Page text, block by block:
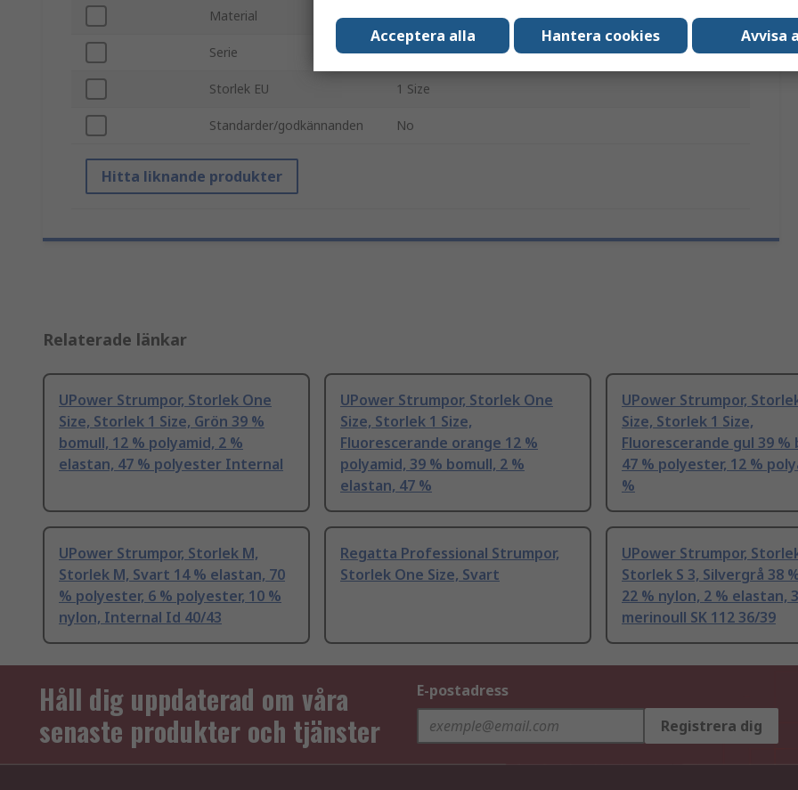
Material 47 % polyester, 2 % elastan, 39 % bomull, 12 % polyamid
Serie Internal Id
Storlek EU 1 Size
Standarder/godkännanden No
Hitta liknande produkter
Relaterade länkar
UPower Strumpor, Storlek One
Size, Storlek 1 Size, Grön 39 %
bomull, 12 % polyamid, 2 %
elastan, 47 % polyester Internal
UPower Strumpor, Storlek One
Size, Storlek 1 Size,
Fluorescerande orange 12 %
polyamid, 39 % bomull, 2 %
elastan, 47 %
UPower Strumpor,
Size, Storlek 1 Size,
Fluorescerande gul 39 %
47 % polyester, 12 %
%
UPower Strumpor, Storlek M,
Storlek M, Svart 14 % elastan, 70
% polyester, 6 % polyester, 10 %
nylon, Internal Id 40/43
Regatta Professional Strumpor,
Storlek One Size, Svart
UPower Strumpor,
Storlek S 3, Silvergrå 38
22 % nylon, 2 % elastan,
merinoull SK 112 36/39
Håll dig uppdaterad om våra
senaste produkter och tjänster
E-postadress
Registrera dig
Acceptera alla Hantera cookies Avvisa